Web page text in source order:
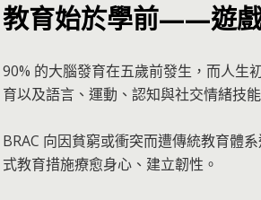
教育始於學前——遊
90% 的大腦發育在五歲前發生，而人生
育以及語言、運動、認知與社交情緒技
BRAC 向因貧窮或衝突而遭傳統教育體
式教育措施療愈身心、建立韌性。